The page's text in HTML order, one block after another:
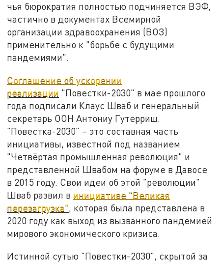
чья бюрократия полностью подчиняется ВЭФ,
частично в документах Всемирной
организации здравоохранения (ВОЗ)
применительно к "борьбе с будущими
пандемиями".
Соглашение об ускорении
реализации "Повестки-2030" в мае прошлого
года подписали Клаус Шваб и генеральный
секретарь ООН Антониу Гутерриш.
"Повестка-2030" – это составная часть
инициативы, известной под названием
"Четвёртая промышленная революция" и
представленной Швабом на форуме в Давосе
в 2015 году. Свои идеи об этой "революции"
Шваб развил в инициативе "Великая
перезагрузка", которая была представлена в
2020 году как выход из вызванного пандемией
мирового экономического кризиса.
Истинной сутью "Повестки-2030", скрытой за